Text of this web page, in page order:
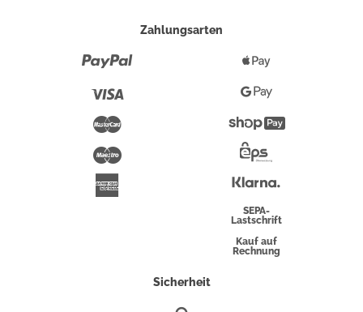
Zahlungsarten
Maestro
Pay
Google
Pay
Überweisung
SEPA-
Lastschrift
Kauf auf
Rechnung
Sicherheit